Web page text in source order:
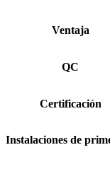
Ventaja
QC
Certificación
Instalaciones de